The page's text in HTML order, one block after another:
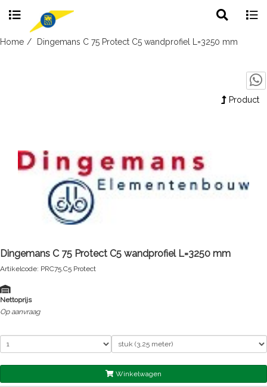
Skip
search
Home Dingemans C 75 Protect C5 wandprofiel L=3250 mm
Product
Dingemans C 75 Protect C5 wandprofiel L=3250 mm
Artikelcode: PRC75.C5 Protect
Nettoprijs
Op aanvraag
Winkelwagen